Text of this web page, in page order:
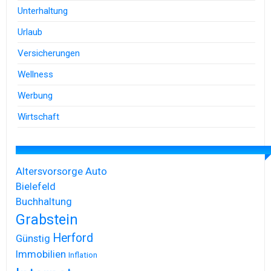
Unterhaltung
Urlaub
Versicherungen
Wellness
Werbung
Wirtschaft
Altersvorsorge Auto
Bielefeld
Buchhaltung
Grabstein
Günstig Herford
Immobilien Inflation